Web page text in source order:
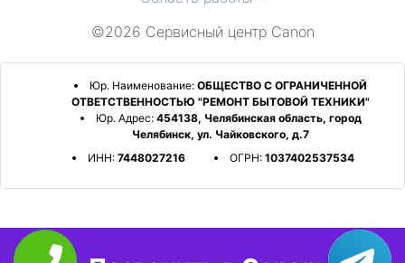
©2026 Сервисный центр Canon
Юр. Наименование: ОБЩЕСТВО С ОГРАНИЧЕННОЙ
ОТВЕТСТВЕННОСТЬЮ "РЕМОНТ БЫТОВОЙ ТЕХНИКИ"
Юр. Адрес:454138, Челябинская область, город
Челябинск, ул. Чайковского, д.7
ИНН: 7448027216 ОГРН: 1037402537534